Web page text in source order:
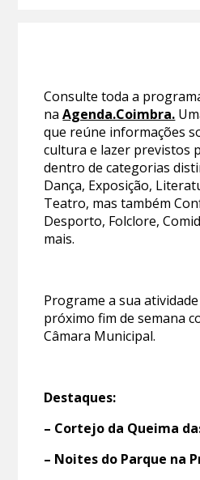
Consulte toda a
naAgenda.Coimbra.
que reúne informações
cultura e lazer previstos
dentro de categorias
Dança, Exposição,
Teatro, mas também
Desporto, Folclore,
mais.
Programe a sua
próximo fim de semana
Câmara Municipal.
Destaques:
– Cortejo da Queima
– Noites do Parque na